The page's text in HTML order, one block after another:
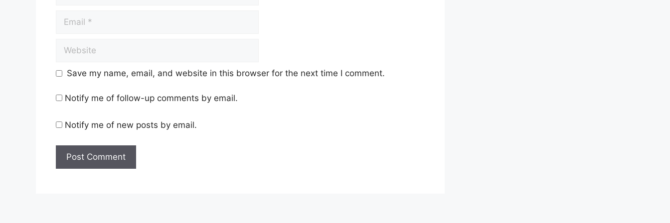
Save my name, email, and website in this browser for the next time I comment.
Notify me of follow-up comments by email.
Notify me of new posts by email.